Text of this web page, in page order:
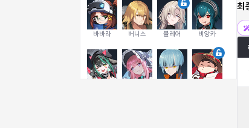
바바라 버니스 블레어 비앙카
최